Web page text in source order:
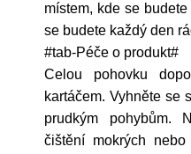
místem, kde se
se budete každý den
#tab-Péče o produkt#
Celou pohovku
kartáčem. Vyhněte se
prudkým pohybům.
čištění mokrých